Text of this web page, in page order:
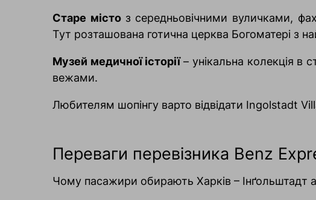
Старе місто з середньовічними вуличками,
Тут розташована готична церква Богоматері з
Музей медичної історії– унікальна колекція в
вежами.
Любителям шопінгу варто відвідати Ingolstadt
Переваги перевізника Benz
Чому пасажири обирають Харків – Інґольштадт